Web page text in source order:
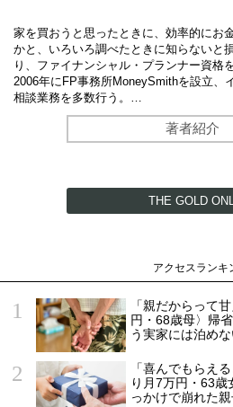
家を買おうと思ったときに、効率的にお
かと、いろいろ調べたときに知らないと
り、ファイナンシャル・プランナー資格を
2006年にFP事務所MoneySmithを設立、
相談業務を多数行う。…
著者紹介
THE GOLD
アクセスランキ
「親だからって
円・68歳母〉帰
う実家には泊めな
「喜んでもらえ
り月7万円・63歳
っかけで崩れた